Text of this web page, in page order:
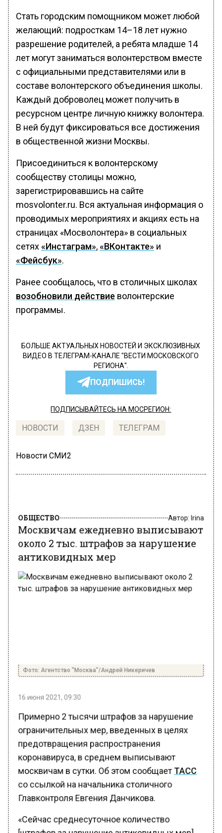
Стать городским помощником может любой
желающий: подросткам 14–18 лет нужно
разрешение родителей, а ребята младше 14
лет могут заниматься волонтерством вместе
с официальными представителями или в
составе волонтерского объединения школы.
Каждый доброволец может получить в
ресурсном центре личную книжку волонтера.
В ней будут фиксироваться все достижения
в общественной жизни Москвы.
Присоединиться к волонтерскому
сообществу столицы можно,
зарегистрировавшись на сайте
mosvolonter.ru. Вся актуальная информация о
проводимых мероприятиях и акциях есть на
страницах «Мосволонтера» в социальных
сетях«Инстаграм»,«ВКонтакте» и
«Фейсбук».
Ранее сообщалось, что в столичных школах
возобновили действие волонтерские
программы.
БОЛЬШЕ АКТУАЛЬНЫХ НОВОСТЕЙ И ЭКСКЛЮЗИВНЫХ
ВИДЕО В ТЕЛЕГРАМ-КАНАЛЕ "ВЕСТИ МОСКОВСКОГО
РЕГИОНА".
ПОДПИШИСЬ!
ПОДПИСЫВАЙТЕСЬ НА МОСРЕГИОН:
НОВОСТИ ДЗЕН ТЕЛЕГРАМ
Новости СМИ2
Москвичам ежедневно выписывают
около 2 тыс. штрафов за нарушение
антиковидных мер
Примерно 2 тысячи штрафов за нарушение
ограничительных мер, введенных в целях
предотвращения распространения
коронавируса, в среднем выписывают
москвичам в сутки. Об этом сообщаетТАСС
со ссылкой на начальника столичного
Главконтроля Евгения Данчикова.
«Сейчас среднесуточное количество
[штрафов за нарушение антиковидных мер]